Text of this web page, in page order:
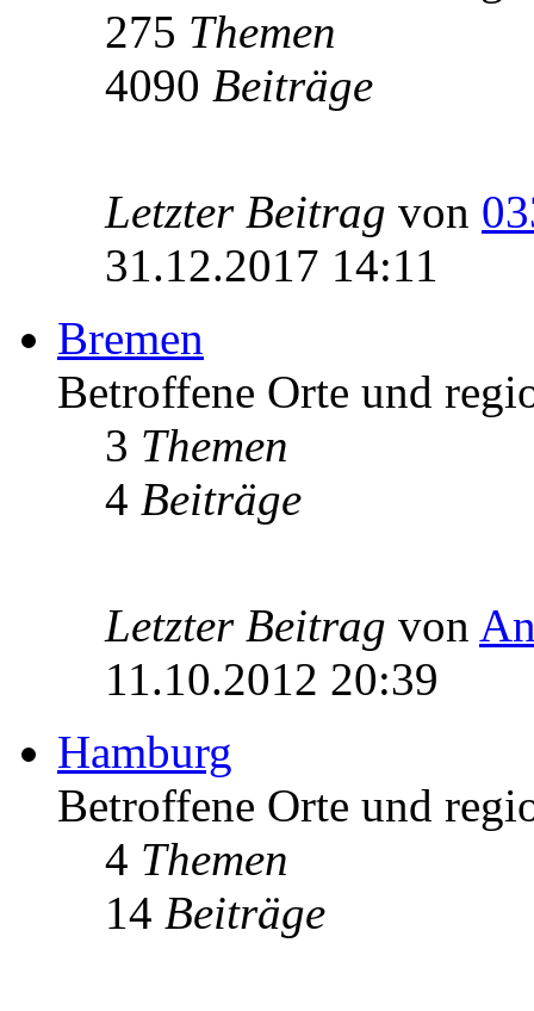
275 Themen
4090 Beiträge
Letzter Beitrag von
31.12.2017 14:11
Bremen
Betroffene Orte und
3 Themen
4 Beiträge
Letzter Beitrag von
11.10.2012 20:39
Hamburg
Betroffene Orte und
4 Themen
14 Beiträge